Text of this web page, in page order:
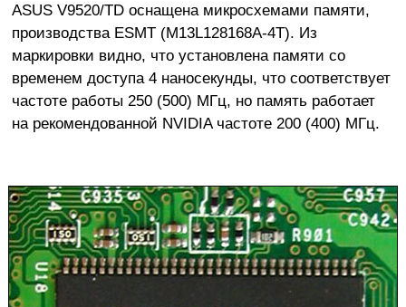
ASUS V9520/TD оснащена микросхемами памяти,
производства ESMT (M13L128168A-4T). Из
маркировки видно, что установлена памяти со
временем доступа 4 наносекунды, что соответствует
частоте работы 250 (500) МГц, но память работает
на рекомендованной NVIDIA частоте 200 (400) МГц.